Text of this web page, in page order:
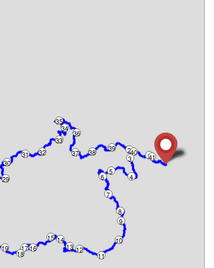
32
16
8
40
4
12
36
2
6
10
14
18
30
34
38 1
3
5
7
9
11
13
15
17
19
29
31
33
35
37
39
41